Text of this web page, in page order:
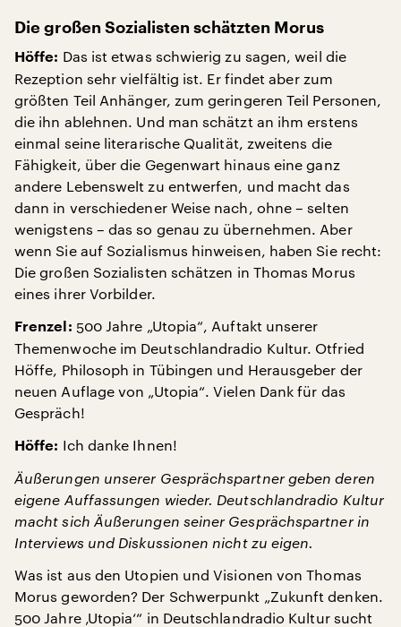
Die großen Sozialisten schätzten Morus
Höffe: Das ist etwas schwierig zu sagen, weil die
Rezeption sehr vielfältig ist. Er findet aber zum
größten Teil Anhänger, zum geringeren Teil Personen,
die ihn ablehnen. Und man schätzt an ihm erstens
einmal seine literarische Qualität, zweitens die
Fähigkeit, über die Gegenwart hinaus eine ganz
andere Lebenswelt zu entwerfen, und macht das
dann in verschiedener Weise nach, ohne – selten
wenigstens – das so genau zu übernehmen. Aber
wenn Sie auf Sozialismus hinweisen, haben Sie recht:
Die großen Sozialisten schätzen in Thomas Morus
eines ihrer Vorbilder.
Frenzel: 500 Jahre „Utopia“, Auftakt unserer
Themenwoche im Deutschlandradio Kultur. Otfried
Höffe, Philosoph in Tübingen und Herausgeber der
neuen Auflage von „Utopia“. Vielen Dank für das
Gespräch!
Höffe: Ich danke Ihnen!
Äußerungen unserer Gesprächspartner geben deren
eigene Auffassungen wieder. Deutschlandradio Kultur
macht sich Äußerungen seiner Gesprächspartner in
Interviews und Diskussionen nicht zu eigen.
Was ist aus den Utopien und Visionen von Thomas
Morus geworden? Der Schwerpunkt „Zukunft denken.
500 Jahre ‚Utopia‘“ in Deutschlandradio Kultur sucht